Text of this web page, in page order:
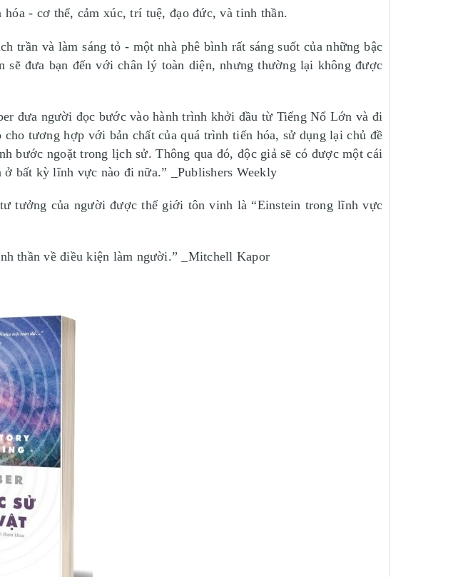
- cơ thể, cảm xúc, trí tuệ, đạo đức, và tinh thần.
và làm sáng tỏ - một nhà phê bình rất sáng suốt của những bậc
đưa bạn đến với chân lý toàn diện, nhưng thường lại không được
đưa người đọc bước vào hành trình khởi đầu từ Tiếng Nổ Lớn và đi
tương hợp với bản chất của quá trình tiến hóa, sử dụng lại chủ đề
bước ngoặt trong lịch sử. Thông qua đó, độc giả sẽ có được một cái
bất kỳ lĩnh vực nào đi nữa.” _Publishers Weekly
tưởng của người được thế giới tôn vinh là “Einstein trong lĩnh vực
thần về điều kiện làm người.” _Mitchell Kapor